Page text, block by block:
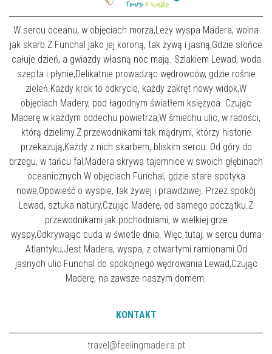
W sercu oceanu, w objęciach morza,Leży wyspa Madera, wolna
jak skarb.Z Funchal jako jej koroną, tak żywą i jasną,Gdzie słońce
całuje dzień, a gwiazdy własną noc mają. Szlakiem Lewad, woda
szepta i płynie,Delikatnie prowadząc wędrowców, gdzie rośnie
zieleń.Każdy krok to odkrycie, każdy zakręt nowy widok,W
objęciach Madery, pod łagodnym światłem księżyca. Czując
Maderę w każdym oddechu powietrza,W śmiechu ulic, w radości,
którą dzielimy.Z przewodnikami tak mądrymi, którzy historie
przekazują,Każdy z nich skarbem, bliskim sercu. Od góry do
brzegu, w tańcu fal,Madera skrywa tajemnice w swoich głębinach
oceanicznych.W objęciach Funchal, gdzie stare spotyka
nowe,Opowieść o wyspie, tak żywej i prawdziwej. Przez spokój
Lewad, sztuka natury,Czując Maderę, od samego początku.Z
przewodnikami jak pochodniami, w wielkiej grze
wyspy,Odkrywając cuda w świetle dnia. Więc tutaj, w sercu duma
Atlantyku,Jest Madera, wyspa, z otwartymi ramionami.Od
jasnych ulic Funchal do spokojnego wędrowania Lewad,Czując
Maderę, na zawsze naszym domem.
KONTAKT
travel@feelingmadeira.pt